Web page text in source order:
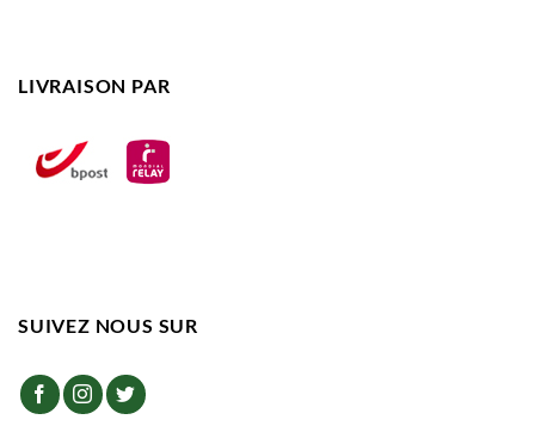
LIVRAISON PAR
SUIVEZ NOUS SUR